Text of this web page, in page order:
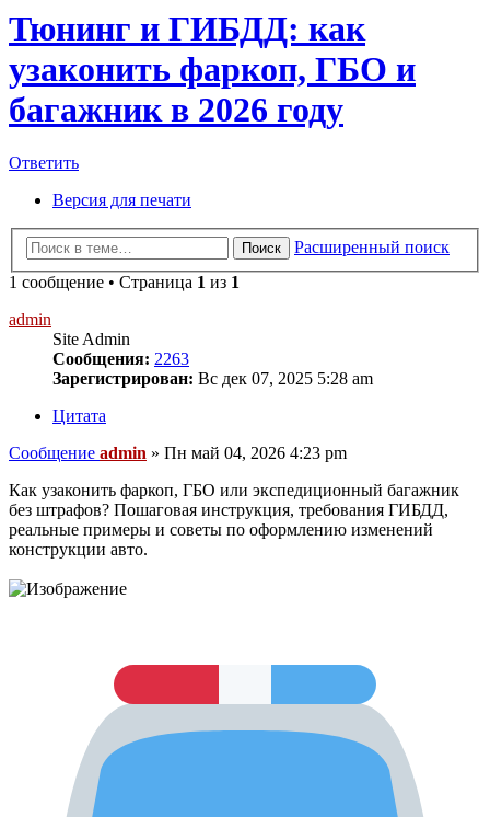
Тюнинг и ГИБДД: как
узаконить фаркоп, ГБО и
багажник в 2026 году
Ответить
Версия для печати
Поиск
Расширенный поиск
1 сообщение • Страница 1 из 1
admin
Site Admin
Сообщения: 2263
Зарегистрирован: Вс дек 07, 2025 5:28 am
Цитата
Сообщение admin » Пн май 04, 2026 4:23 pm
Как узаконить фаркоп, ГБО или экспедиционный багажник
без штрафов? Пошаговая инструкция, требования ГИБДД,
реальные примеры и советы по оформлению изменений
конструкции авто.